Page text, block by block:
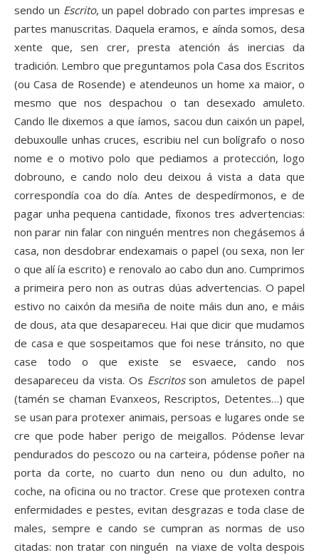
sendo un Escrito, un papel dobrado con partes impresas e
partes manuscritas. Daquela eramos, e aínda somos, desa
xente que, sen crer, presta atención ás inercias da
tradición. Lembro que preguntamos pola Casa dos Escritos
(ou Casa de Rosende) e atendeunos un home xa maior, o
mesmo que nos despachou o tan desexado amuleto.
Cando lle dixemos a que íamos, sacou dun caixón un papel,
debuxoulle unhas cruces, escribiu nel cun bolígrafo o noso
nome e o motivo polo que pediamos a protección, logo
dobrouno, e cando nolo deu deixou á vista a data que
correspondía coa do día. Antes de despedírmonos, e de
pagar unha pequena cantidade, fíxonos tres advertencias:
non parar nin falar con ninguén mentres non chegásemos á
casa, non desdobrar endexamais o papel (ou sexa, non ler
o que alí ía escrito) e renovalo ao cabo dun ano. Cumprimos
a primeira pero non as outras dúas advertencias. O papel
estivo no caixón da mesiña de noite máis dun ano, e máis
de dous, ata que desapareceu. Hai que dicir que mudamos
de casa e que sospeitamos que foi nese tránsito, no que
case todo o que existe se esvaece, cando nos
desapareceu da vista. Os Escritosson amuletos de papel
(tamén se chaman Evanxeos, Rescriptos, Detentes…) que
se usan para protexer animais, persoas e lugares onde se
cre que pode haber perigo de meigallos. Pódense levar
pendurados do pescozo ou na carteira, pódense poñer na
porta da corte, no cuarto dun neno ou dun adulto, no
coche, na oficina ou no tractor. Crese que protexen contra
enfermidades e pestes, evitan desgrazas e toda clase de
males, sempre e cando se cumpran as normas de uso
citadas: non tratar con ninguén na viaxe de volta despois